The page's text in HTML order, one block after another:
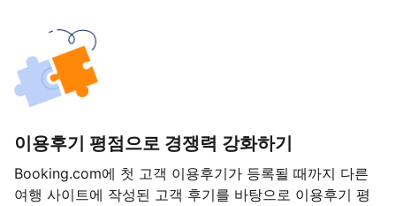
이용후기 평점으로 경쟁력 강화하기
Booking.com에 첫 고객 이용후기가 등록될 때까지 다른
여행 사이트에 작성된 고객 후기를 바탕으로 이용후기 평